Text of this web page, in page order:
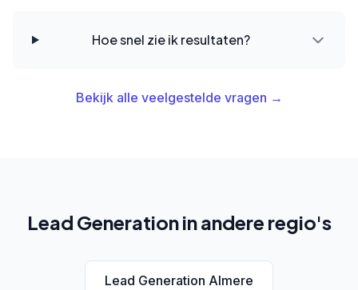
Hoe snel zie ik resultaten?
Bekijk alle veelgestelde vragen →
Lead Generation in andere regio's
Lead Generation Almere